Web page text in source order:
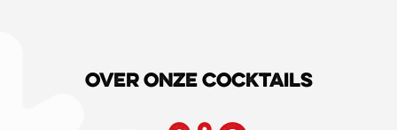
Over onze cocktails